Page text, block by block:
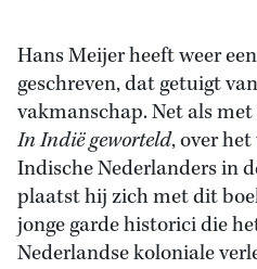
Hans Meijer heeft weer
geschreven, dat getuigt
vakmanschap. Net als
In Indië geworteld, over
Indische Nederlanders in
plaatst hij zich met dit
jonge garde historici die
Nederlandse koloniale